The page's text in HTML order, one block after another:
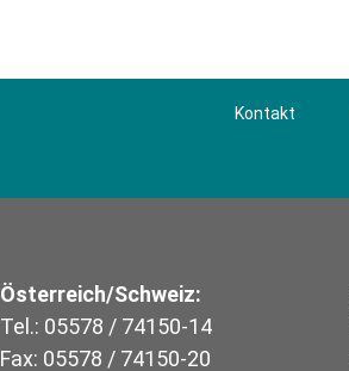
Kontakt
Österreich/Schweiz:
Tel.: 05578 / 74150-14
Fax: 05578 / 74150-20